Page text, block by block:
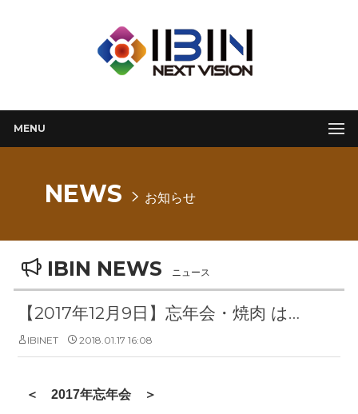
MENU
NEWS お知らせ
IBIN NEWS ニュース
【2017年12月9日】忘年会・焼肉 はや【大阪・ミナミ】
IBINET 2018.01.17 16:08
＜ 2017年忘年会 ＞